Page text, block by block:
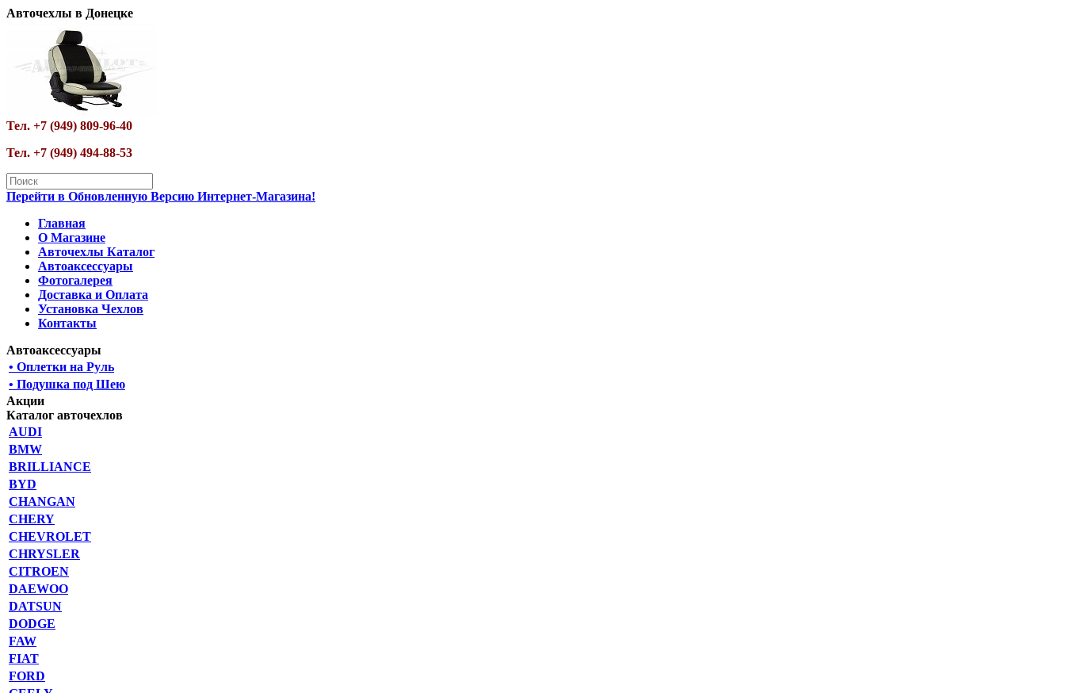
Авточехлы в Донецке
Тел. +7 (949) 809-96-40
Тел. +7 (949) 494-88-53
Перейти в Обновленную Версию Интернет-Магазина!
Главная
О Магазине
Авточехлы Каталог
Автоаксессуары
Фотогалерея
Доставка и Оплата
Установка Чехлов
Контакты
Автоаксессуары
• Оплетки на Руль
• Подушка под Шею
Акции
Каталог авточехлов
AUDI
BMW
BRILLIANCE
BYD
CHANGAN
CHERY
CHEVROLET
CHRYSLER
CITROEN
DAEWOO
DATSUN
DODGE
FAW
FIAT
FORD